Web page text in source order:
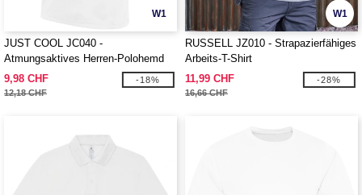
W1
JUST COOL JC040 -
Atmungsaktives Herren-Polohemd
9,98 CHF
12,18 CHF
-18%
W1
RUSSELL JZ010 - Strapazierfähiges
Arbeits-T-Shirt
11,99 CHF
16,66 CHF
-28%